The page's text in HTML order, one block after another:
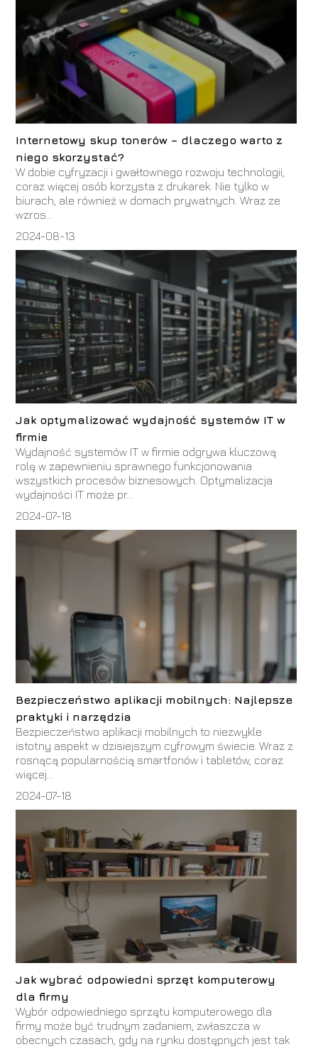
Internetowy skup tonerów – dlaczego warto z
niego skorzystać?
W dobie cyfryzacji i gwałtownego rozwoju technologii,
coraz więcej osób korzysta z drukarek. Nie tylko w
biurach, ale również w domach prywatnych. Wraz ze
wzros...
2024-08-13
Jak optymalizować wydajność systemów IT w
firmie
Wydajność systemów IT w firmie odgrywa kluczową
rolę w zapewnieniu sprawnego funkcjonowania
wszystkich procesów biznesowych. Optymalizacja
wydajności IT może pr...
2024-07-18
Bezpieczeństwo aplikacji mobilnych: Najlepsze
praktyki i narzędzia
Bezpieczeństwo aplikacji mobilnych to niezwykle
istotny aspekt w dzisiejszym cyfrowym świecie. Wraz z
rosnącą popularnością smartfonów i tabletów, coraz
więcej...
2024-07-18
Jak wybrać odpowiedni sprzęt komputerowy
dla firmy
Wybór odpowiedniego sprzętu komputerowego dla
firmy może być trudnym zadaniem, zwłaszcza w
obecnych czasach, gdy na rynku dostępnych jest tak